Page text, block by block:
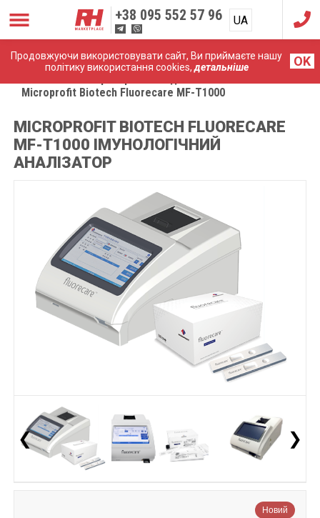
Продовжуючи використовувати сайт, Ви приймаєте нашу
політику використання cookies,детальніше OK
+38 095 552 57 96 UA
RU
Microprofit Biotech Fluorecare MF-T1000
MICROPROFIT BIOTECH FLUORECARE
MF-T1000 ІМУНОЛОГІЧНИЙ
АНАЛІЗАТОР
❮ ❯
Новий